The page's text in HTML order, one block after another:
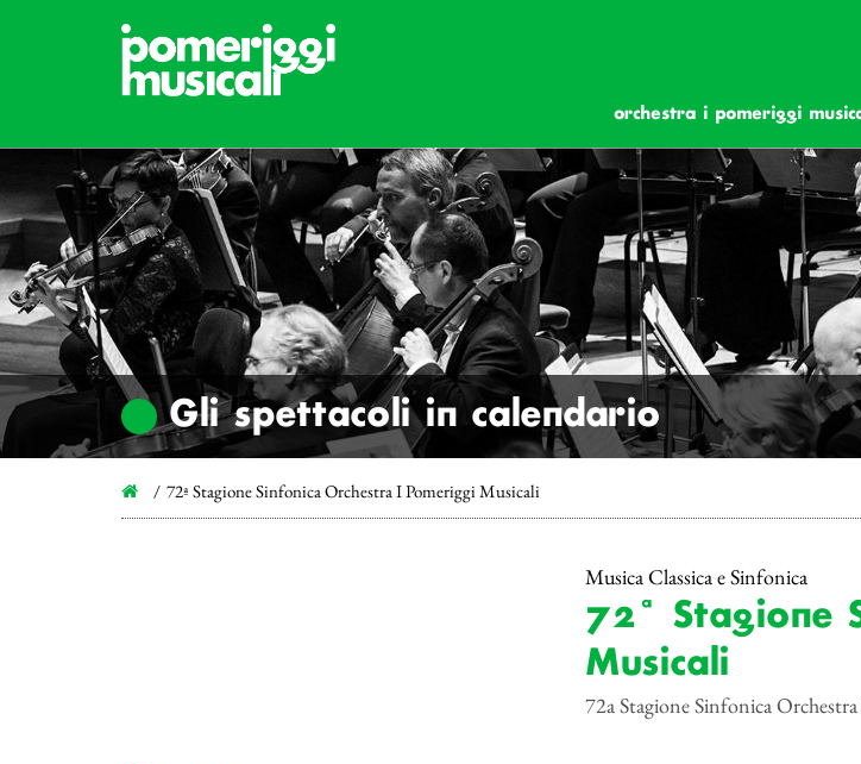
orchestra i pomeriggi
Gli spettacoli in calendario
72ª Stagione Sinfonica Orchestra I Pomeriggi Musicali
Musica Classica e Sinfonica
72ª Stagione
Musicali
72a Stagione Sinfonica